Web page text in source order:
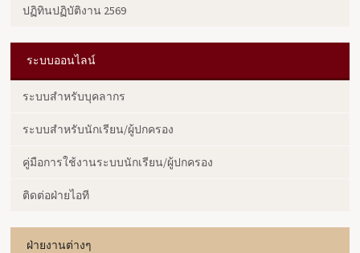
ปฏิทินปฏิบัติงาน 2569
ระบบออนไลน์
ระบบสำหรับบุคลากร
ระบบสำหรับนักเรียน/ผู้ปกครอง
คู่มือการใช้งานระบบนักเรียน/ผู้ปกครอง
ติดต่อฝ่ายไอที
ฝ่ายงานต่างๆ